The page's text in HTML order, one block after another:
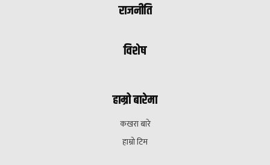
राजनीति
विशेष
हाम्रो बारेमा
कखरा बारे
हाम्रो टिम